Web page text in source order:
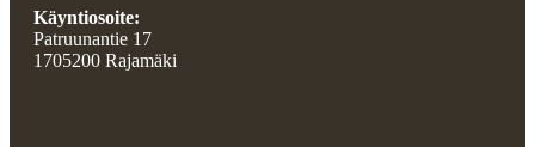
Käyntiosoite:
Patruunantie 17
1705200 Rajamäki